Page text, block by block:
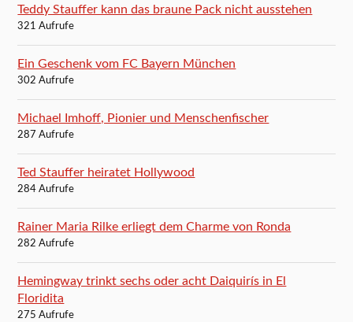
Teddy Stauffer kann das braune Pack nicht ausstehen
321 Aufrufe
Ein Geschenk vom FC Bayern München
302 Aufrufe
Michael Imhoff, Pionier und Menschenfischer
287 Aufrufe
Ted Stauffer heiratet Hollywood
284 Aufrufe
Rainer Maria Rilke erliegt dem Charme von Ronda
282 Aufrufe
Hemingway trinkt sechs oder acht Daiquirís in El
Floridita
275 Aufrufe